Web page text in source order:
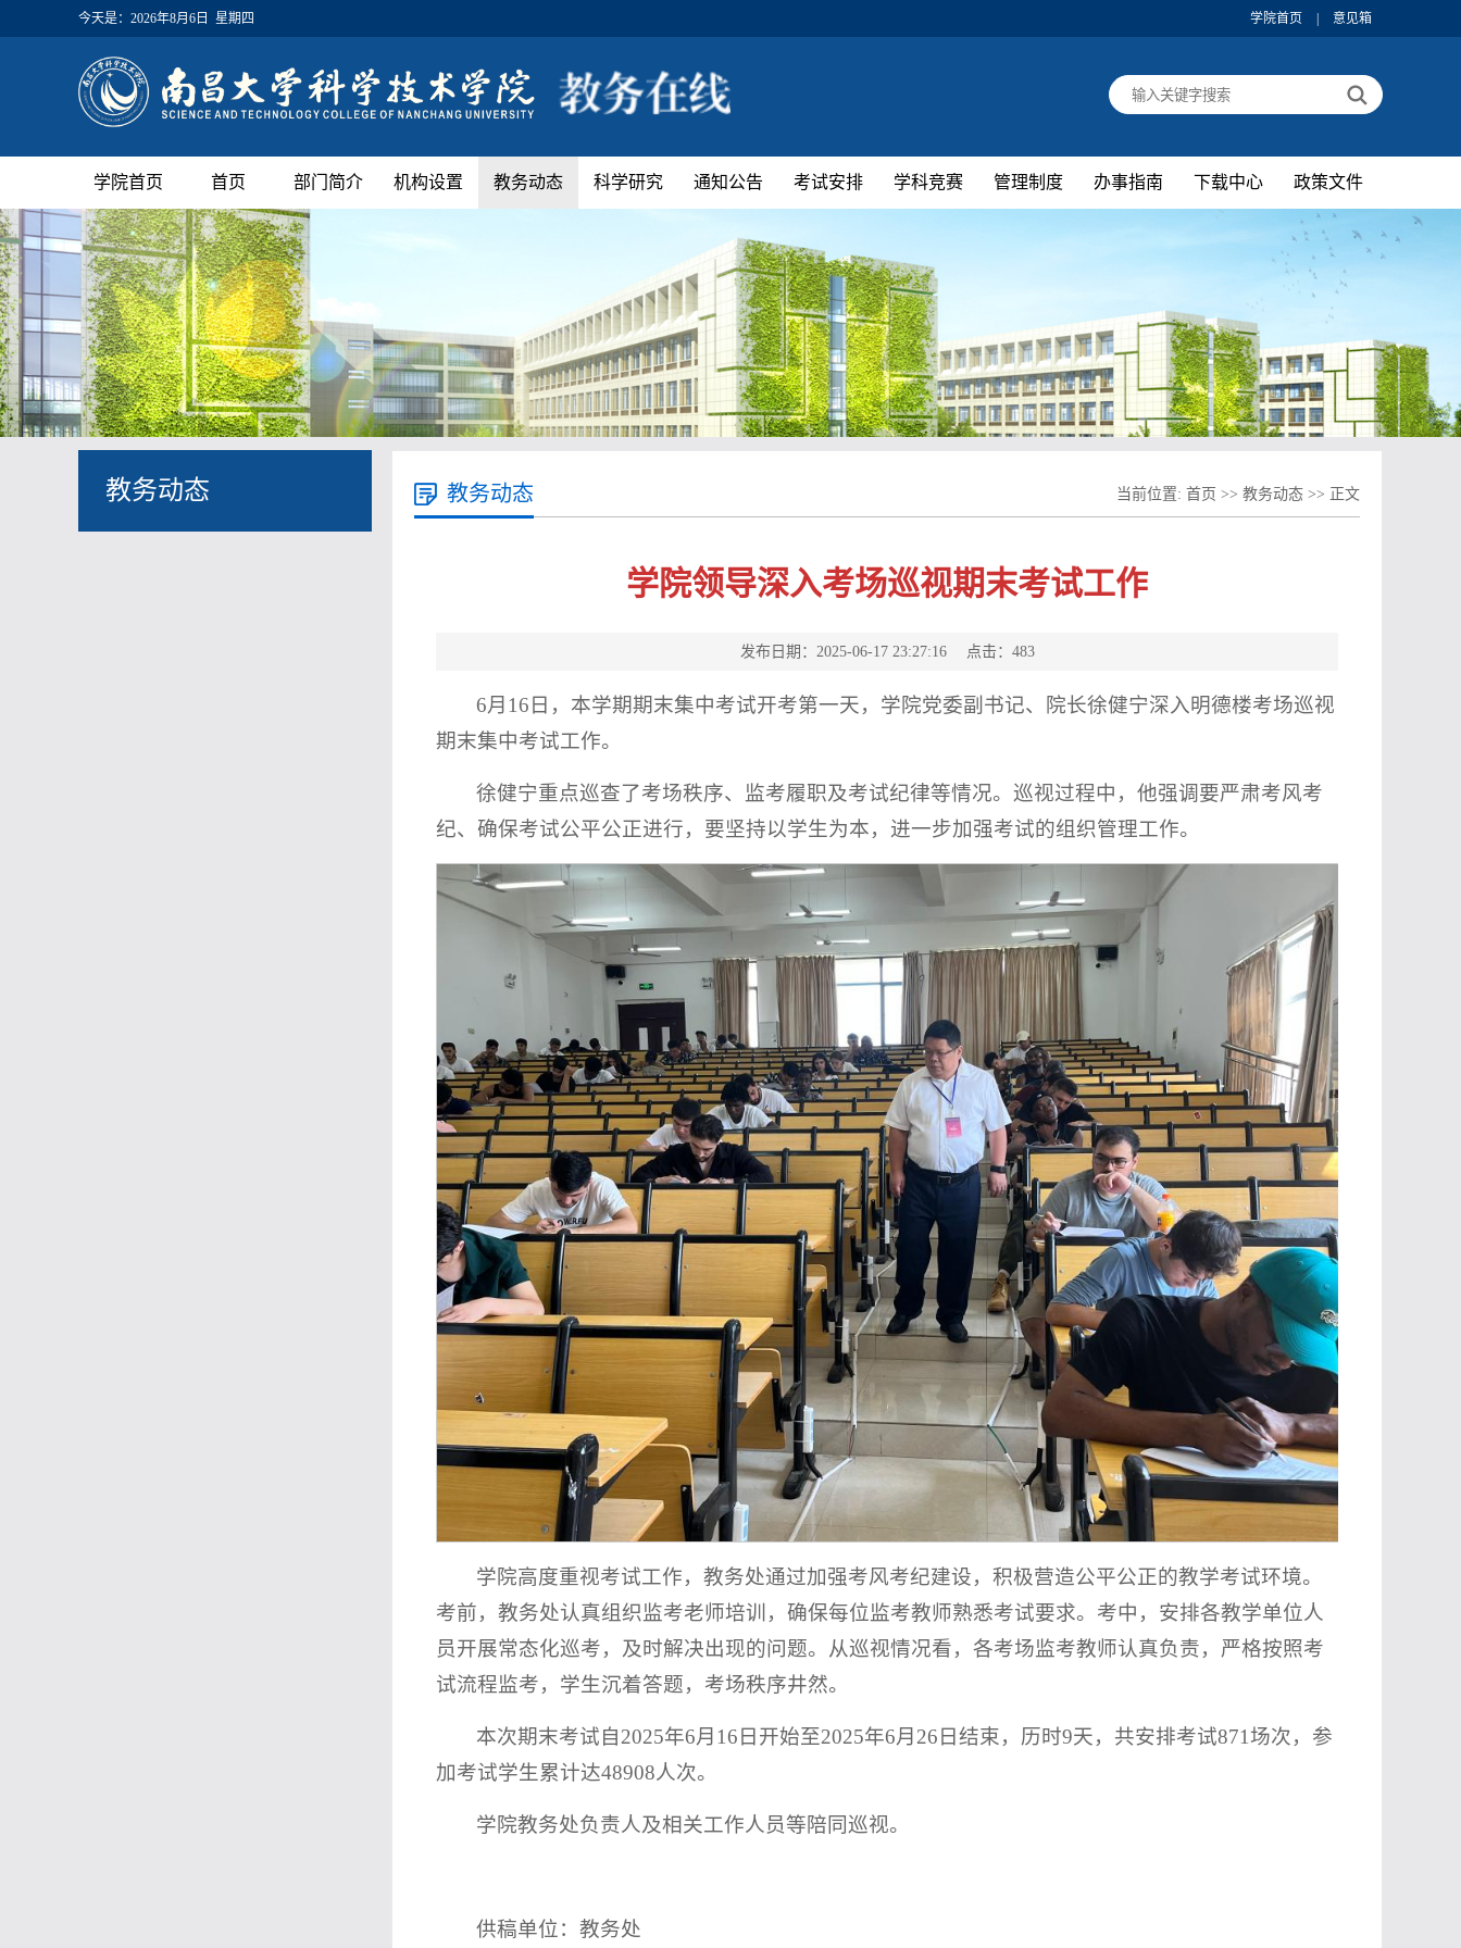
今天是： 2026年8月6日 星期四 学院首页 意见箱
学院首页 首页 部门简介 机构设置 教务动态 科学研究 通知公告 考试安排 学科竞赛 管理制度 办事指南 下载中心 政策文件
教务动态 教务动态 当前位置: 首页 >> 教务动态 >> 正文
学院领导深入考场巡视期末考试工作
发布日期：2025-06-17 23:27:16 点击： 483
6月16日，本学期期末集中考试开考第一天，学院党委副书记、院长徐健宁深入明德楼考场巡视
期末集中考试工作。
徐健宁重点巡查了考场秩序、监考履职及考试纪律等情况。巡视过程中，他强调要严肃考风考
纪、确保考试公平公正进行，要坚持以学生为本，进一步加强考试的组织管理工作。
学院高度重视考试工作，教务处通过加强考风考纪建设，积极营造公平公正的教学考试环境。
考前，教务处认真组织监考老师培训，确保每位监考教师熟悉考试要求。考中，安排各教学单位人
员开展常态化巡考，及时解决出现的问题。从巡视情况看，各考场监考教师认真负责，严格按照考
试流程监考，学生沉着答题，考场秩序井然。
本次期末考试自2025年6月16日开始至2025年6月26日结束，历时9天，共安排考试871场次，参
加考试学生累计达48908人次。
学院教务处负责人及相关工作人员等陪同巡视。
供稿单位：教务处